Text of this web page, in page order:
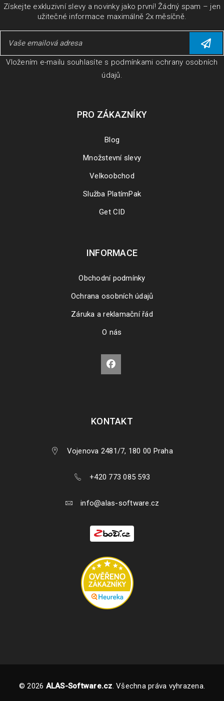
Získejte exkluzivní slevy a novinky jako první! Žádný spam – jen
užitečné informace maximálně 2x měsíčně.
Vložením e-mailu souhlasíte s podmínkami ochrany osobních
údajů.
PRO ZÁKAZNÍKY
Blog
Množstevní slevy
Velkoobchod
Služba PlatímPak
Get CID
INFORMACE
Obchodní podmínky
Ochrana osobních údajů
Záruka a reklamační řád
O nás
KONTAKT
Vojenova 2481/7, 180 00 Praha
+420 773 085 593
info@alas-software.cz
© 2026 ALAS-Software.cz. Všechna práva vyhrazena.